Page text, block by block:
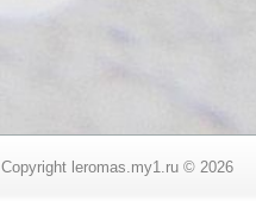
Copyright leromas.my1.ru © 2026